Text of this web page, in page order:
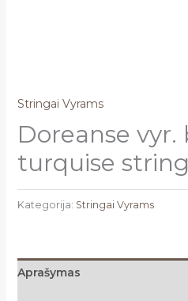
Stringai Vyrams
Doreanse vyr.
turquise
Kategorija: Stringai Vyrams
Aprašymas